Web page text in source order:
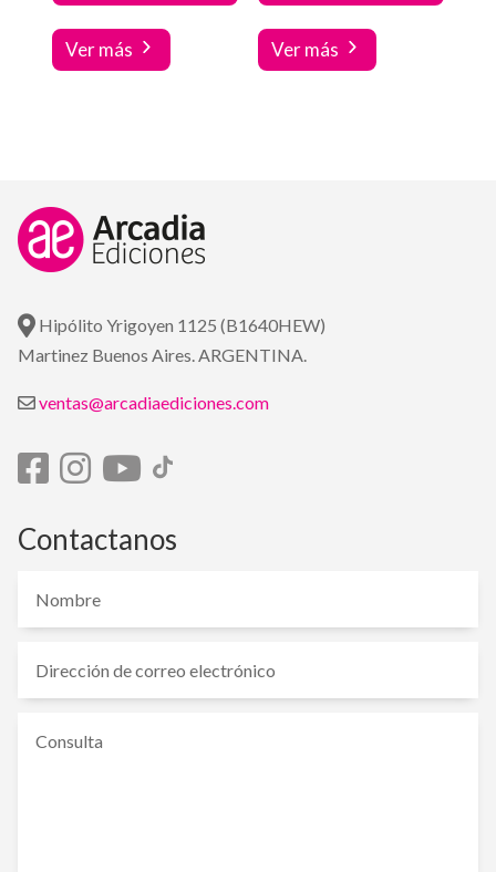
Ver más Ver más
Hipólito Yrigoyen 1125 (B1640HEW)
Martinez Buenos Aires. ARGENTINA.
ventas@arcadiaediciones.com
Contactanos